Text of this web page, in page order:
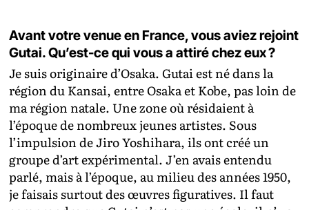
Avant votre venue en France, vous aviez rejoint
Gutai. Qu’est-ce qui vous a attiré chez eux ?
Je suis originaire d’Osaka. Gutai est né dans la
région du Kansai, entre Osaka et Kobe, pas loin de
ma région natale. Une zone où résidaient à
l’époque de nombreux jeunes artistes. Sous
l’impulsion de Jiro Yoshihara, ils ont créé un
groupe d’art expérimental. J’en avais entendu
parlé, mais à l’époque, au milieu des années 1950,
je faisais surtout des œuvres figuratives. Il faut